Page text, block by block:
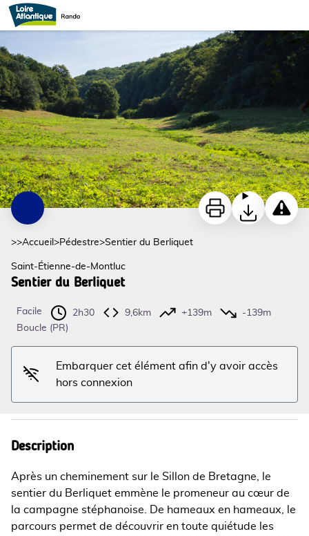
Sentier du Berliquet
Voir l'image en plein écran
ImprimerTélécharger
Signaler
>>Accueil >Pédestre>Sentier du Berliquet
Saint-Étienne-de-Montluc
Sentier du Berliquet
Facile 2h30 9,6km +139m
-139m
Boucle (PR)
Embarquer cet élément afin d'y avoir accès
hors connexion
Description
Après un cheminement sur le Sillon de Bretagne, le
sentier du Berliquet emmène le promeneur au cœur de
la campagne stéphanoise. De hameaux en hameaux, le
parcours permet de découvrir en toute quiétude les